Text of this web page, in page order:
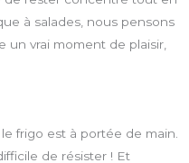
à salades, nous pensons
vrai moment de plaisir,
frigo est à portée de main.
de résister ! Et